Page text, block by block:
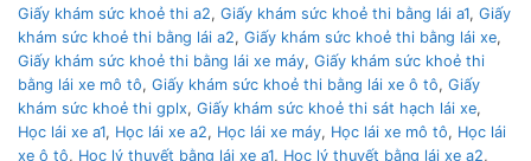
Giấy khám sức khoẻ thi a2, Giấy khám sức khoẻ thi bằng lái a1, Giấy
khám sức khoẻ thi bằng lái a2, Giấy khám sức khoẻ thi bằng lái xe,
Giấy khám sức khoẻ thi bằng lái xe máy, Giấy khám sức khoẻ thi
bằng lái xe mô tô, Giấy khám sức khoẻ thi bằng lái xe ô tô, Giấy
khám sức khoẻ thi gplx, Giấy khám sức khoẻ thi sát hạch lái xe,
Học lái xe a1, Học lái xe a2, Học lái xe máy, Học lái xe mô tô, Học lái
xe ô tô, Học lý thuyết bằng lái xe a1, Học lý thuyết bằng lái xe a2,